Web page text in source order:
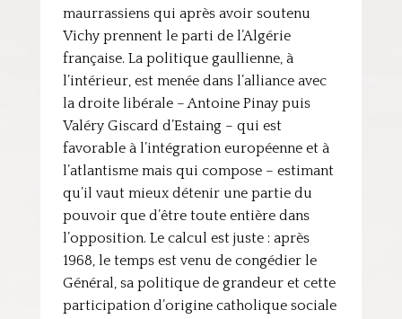
maurrassiens qui après avoir soutenu
Vichy prennent le parti de l’Algérie
française. La politique gaullienne, à
l’intérieur, est menée dans l’alliance avec
la droite libérale – Antoine Pinay puis
Valéry Giscard d’Estaing – qui est
favorable à l’intégration européenne et à
l’atlantisme mais qui compose – estimant
qu’il vaut mieux détenir une partie du
pouvoir que d’être toute entière dans
l’opposition. Le calcul est juste : après
1968, le temps est venu de congédier le
Général, sa politique de grandeur et cette
participation d’origine catholique sociale